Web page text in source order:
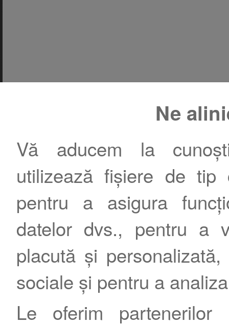
Ne
Vă aducem la
utilizează fișiere de tip
pentru a asigura
datelor dvs., pentru a
placută și
sociale și pentru a
Le oferim
Contact|Termeni şi condiţii Publicitate